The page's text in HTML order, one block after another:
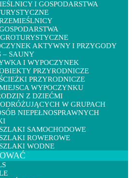
I GOSPODARSTWA
AKTYWNY I PRZYGODY
– SAUNY
I WYPOCZYNEK
PRZYRODNICZE
ŚCIEŻKI PRZYRODNICZE
WYPOCZYNKU
Z DZIEĆMI
W GRUPACH
NIEPEŁNOSPRAWNYCH
SZLAKI SAMOCHODOWE
SZLAKI ROWEROWE
SZLAKI WODNE